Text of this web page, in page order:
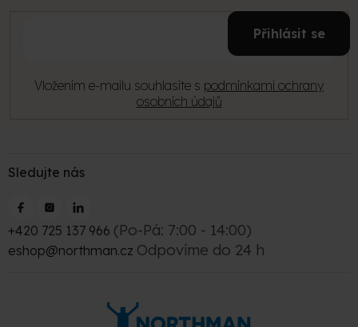
Vložením e-mailu souhlasíte s podmínkami ochrany
osobních údajů
Přihlásit se
Sledujte nás
+420 725 137 966 (Po-Pá: 7:00 - 14:00)
eshop@northman.cz Odpovíme do 24 h